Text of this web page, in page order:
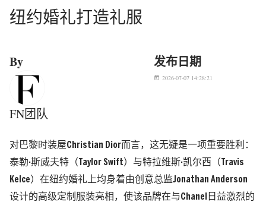
纽约婚礼打造礼服
By
FN团队
发布日期
today 2026-07-07 14:28:21
对巴黎时装屋Christian Dior而言，这无疑是一项重要胜利：
泰勒·斯威夫特（Taylor Swift）与特拉维斯·凯尔西（Travis
Kelce）在纽约婚礼上均身着由创意总监Jonathan Anderson
设计的高级定制服装亮相，使该品牌在与Chanel日益激烈的